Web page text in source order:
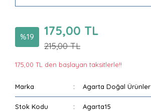
%19 175,00 TL
215,00 TL
175,00 TL den başlayan taksitlerle!!
Marka Agarta Doğal Ürünler
Stok Kodu Agarta15